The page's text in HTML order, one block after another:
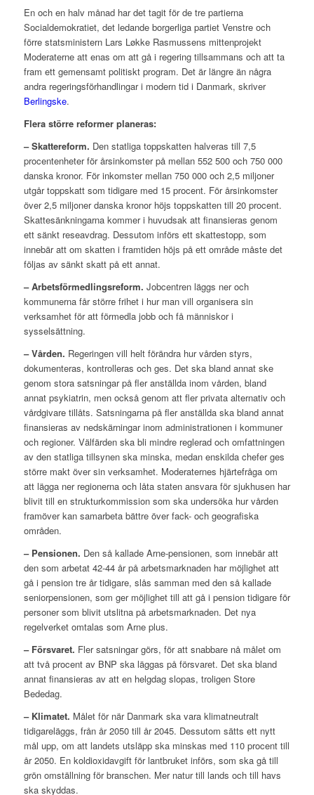
En och en halv månad har det tagit för de tre partierna
Socialdemokratiet, det ledande borgerliga partiet Venstre och
förre statsministern Lars Løkke Rasmussens mittenprojekt
Moderaterne att enas om att gå i regering tillsammans och att ta
fram ett gemensamt politiskt program. Det är längre än några
andra regeringsförhandlingar i modern tid i Danmark, skriver
Berlingske.
Flera större reformer planeras:
– Skattereform. Den statliga toppskatten halveras till 7,5
procentenheter för årsinkomster på mellan 552 500 och 750 000
danska kronor. För inkomster mellan 750 000 och 2,5 miljoner
utgår toppskatt som tidigare med 15 procent. För årsinkomster
över 2,5 miljoner danska kronor höjs toppskatten till 20 procent.
Skattesänkningarna kommer i huvudsak att finansieras genom
ett sänkt reseavdrag. Dessutom införs ett skattestopp, som
innebär att om skatten i framtiden höjs på ett område måste det
följas av sänkt skatt på ett annat.
– Arbetsförmedlingsreform. Jobcentren läggs ner och
kommunerna får större frihet i hur man vill organisera sin
verksamhet för att förmedla jobb och få människor i
sysselsättning.
– Vården. Regeringen vill helt förändra hur vården styrs,
dokumenteras, kontrolleras och ges. Det ska bland annat ske
genom stora satsningar på fler anställda inom vården, bland
annat psykiatrin, men också genom att fler privata alternativ och
vårdgivare tillåts. Satsningarna på fler anställda ska bland annat
finansieras av nedskärningar inom administrationen i kommuner
och regioner. Välfärden ska bli mindre reglerad och omfattningen
av den statliga tillsynen ska minska, medan enskilda chefer ges
större makt över sin verksamhet. Moderaternes hjärtefråga om
att lägga ner regionerna och låta staten ansvara för sjukhusen har
blivit till en strukturkommission som ska undersöka hur vården
framöver kan samarbeta bättre över fack- och geografiska
områden.
– Pensionen. Den så kallade Arne-pensionen, som innebär att
den som arbetat 42-44 år på arbetsmarknaden har möjlighet att
gå i pension tre år tidigare, slås samman med den så kallade
seniorpensionen, som ger möjlighet till att gå i pension tidigare för
personer som blivit utslitna på arbetsmarknaden. Det nya
regelverket omtalas som Arne plus.
– Försvaret. Fler satsningar görs, för att snabbare nå målet om
att två procent av BNP ska läggas på försvaret. Det ska bland
annat finansieras av att en helgdag slopas, troligen Store
Bededag.
– Klimatet. Målet för när Danmark ska vara klimatneutralt
tidigareläggs, från år 2050 till år 2045. Dessutom sätts ett nytt
mål upp, om att landets utsläpp ska minskas med 110 procent till
år 2050. En koldioxidavgift för lantbruket införs, som ska gå till
grön omställning för branschen. Mer natur till lands och till havs
ska skyddas.